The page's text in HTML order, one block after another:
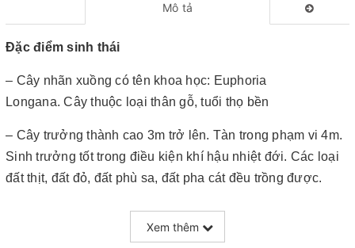
Mô tả
Đặc điểm sinh thái
– Cây nhãn xuồng có tên khoa học: Euphoria
Longana. Cây thuộc loại thân gỗ, tuổi thọ bền
– Cây trưởng thành cao 3m trở lên. Tàn trong phạm vi 4m.
Sinh trưởng tốt trong điều kiện khí hậu nhiệt đới. Các loại
đất thịt, đất đỏ, đất phù sa, đất pha cát đều trồng được.
– Nhìn chung nhãn xuồng có cách chăm sóc y hệt các
giống nhãn truyền thống. Sinh trưởng trong điều kiện nhiệt
Xem thêm